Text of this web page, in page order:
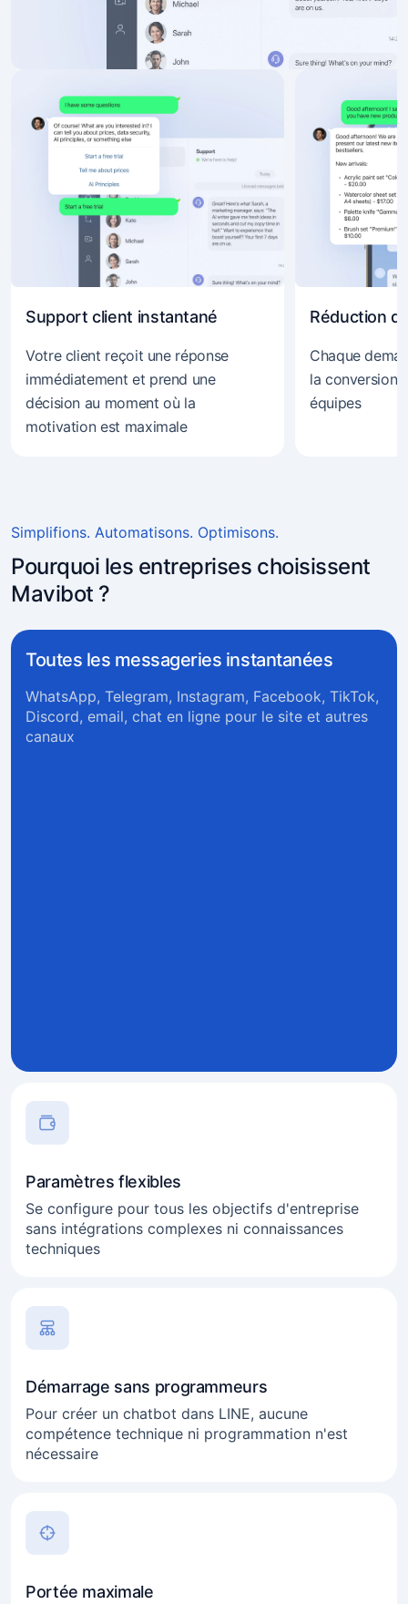
Support client instantané
Votre client reçoit une réponse
immédiatement et prend une
décision au moment où la
motivation est maximale
Réduction
Chaque
la conversion
équipes
Simplifions. Automatisons. Optimisons.
Pourquoi les entreprises choisissent
Mavibot ?
Toutes les messageries instantanées
WhatsApp, Telegram, Instagram, Facebook, TikTok,
Discord, email, chat en ligne pour le site et autres
canaux
Paramètres flexibles
Se configure pour tous les objectifs d'entreprise
sans intégrations complexes ni connaissances
techniques
Démarrage sans programmeurs
Pour créer un chatbot dans LINE, aucune
compétence technique ni programmation n'est
nécessaire
Portée maximale